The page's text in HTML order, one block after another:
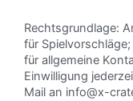
Rechtsgrundlage:
für
für allgemeine
Einwilligung
Mail an info@x-